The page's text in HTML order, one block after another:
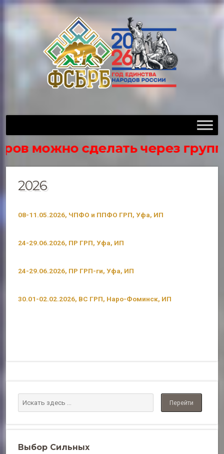
можно сделать через
2026
08-11.05.2026, ЧПФО и ППФО ГРП, Уфа, ИП
24-29.06.2026, ПР ГРП, Уфа, ИП
24-29.06.2026, ПР ГРП-ги, Уфа, ИП
30.01-02.02.2026, ВС ГРП, Наро-Фоминск, ИП
Выбор Сильных